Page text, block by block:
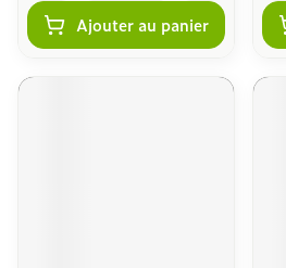
Ajouter au panier